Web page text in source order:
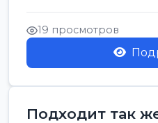
График: 5 дн, с 7:00 до
19 просмотров
Подходит так